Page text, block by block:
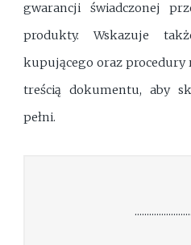
gwarancji świadczonej
produkty. Wskazuje
kupującego oraz procedury
treścią dokumentu, aby
pełni.